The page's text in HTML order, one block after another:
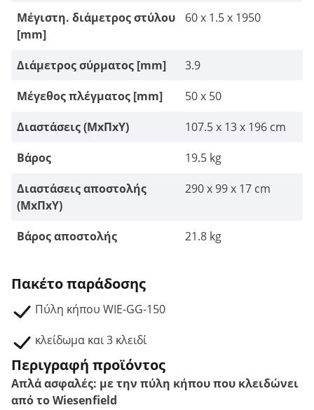
Μέγιστη. διάμετρος στύλου
[mm]
60 x 1.5 x 1950
Διάμετρος σύρματος [mm]
3.9
Μέγεθος πλέγματος [mm]
50 x 50
Διαστάσεις (ΜxΠxΥ)
107.5 x 13 x 196 cm
Βάρος
19.5 kg
Διαστάσεις αποστολής
(ΜxΠxΥ)
290 x 99 x 17 cm
Βάρος αποστολής 21.8 kg
Πακέτο παράδοσης
Πύλη κήπου WIE-GG-150
κλείδωμα και 3 κλειδί
Περιγραφή προϊόντος
Απλά ασφαλές: με την πύλη κήπου που κλειδώνει
από το Wiesenfield